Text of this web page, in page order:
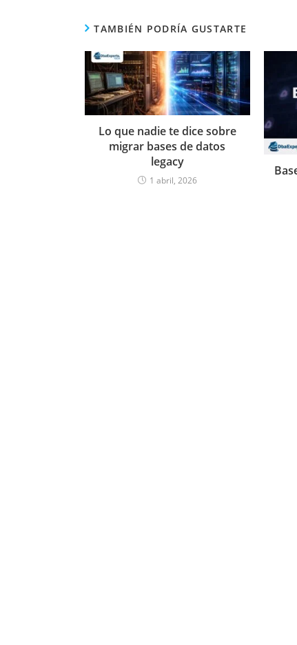
TAMBIÉN PODRÍA GUSTARTE
Lo que nadie te dice sobre
migrar bases de datos
legacy
1 abril, 2026